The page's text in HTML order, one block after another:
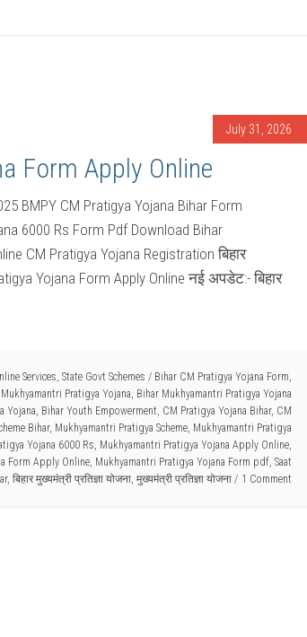
July 31, 2026
Form Apply Online
BMPY CM Pratigya Yojana Bihar Form
6000 Rs Form Pdf Download Bihar
CM Pratigya Yojana Registration बिहार
Yojana Form Apply Online नई अपडेट:- बिहार
Services, State Govt Schemes / Bihar CM Pratigya Yojana Form,
Pratigya Yojana, Bihar Mukhyamantri Pratigya Yojana
Yojana, Bihar Youth Empowerment, CM Pratigya Yojana Bihar, CM
Bihar, Mukhyamantri Pratigya Scheme, Mukhyamantri Pratigya
Yojana 6000 Rs, Mukhyamantri Pratigya Yojana Apply Online,
Form Apply Online, Mukhyamantri Pratigya Yojana Form pdf, Saat
, बिहार मुख्यमंत्री प्रतिज्ञा योजना, मुख्यमंत्री प्रतिज्ञा योजना 1 Comment